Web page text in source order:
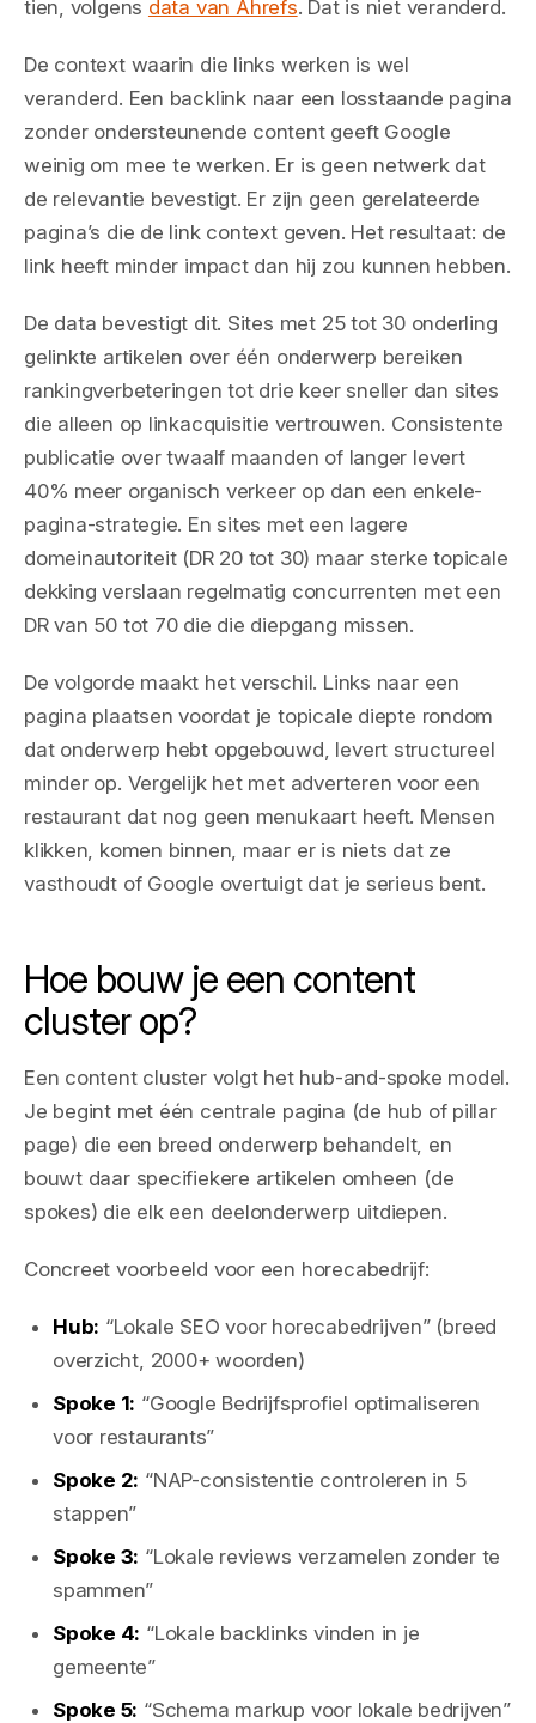
tien, volgens data van Ahrefs. Dat is niet veranderd.
De context waarin die links werken is wel
veranderd. Een backlink naar een losstaande pagina
zonder ondersteunende content geeft Google
weinig om mee te werken. Er is geen netwerk dat
de relevantie bevestigt. Er zijn geen gerelateerde
pagina’s die de link context geven. Het resultaat: de
link heeft minder impact dan hij zou kunnen hebben.
De data bevestigt dit. Sites met 25 tot 30 onderling
gelinkte artikelen over één onderwerp bereiken
rankingverbeteringen tot drie keer sneller dan sites
die alleen op linkacquisitie vertrouwen. Consistente
publicatie over twaalf maanden of langer levert
40% meer organisch verkeer op dan een enkele-
pagina-strategie. En sites met een lagere
domeinautoriteit (DR 20 tot 30) maar sterke topicale
dekking verslaan regelmatig concurrenten met een
DR van 50 tot 70 die die diepgang missen.
De volgorde maakt het verschil. Links naar een
pagina plaatsen voordat je topicale diepte rondom
dat onderwerp hebt opgebouwd, levert structureel
minder op. Vergelijk het met adverteren voor een
restaurant dat nog geen menukaart heeft. Mensen
klikken, komen binnen, maar er is niets dat ze
vasthoudt of Google overtuigt dat je serieus bent.
Hoe bouw je een content
cluster op?
Een content cluster volgt het hub-and-spoke model.
Je begint met één centrale pagina (de hub of pillar
page) die een breed onderwerp behandelt, en
bouwt daar specifiekere artikelen omheen (de
spokes) die elk een deelonderwerp uitdiepen.
Concreet voorbeeld voor een horecabedrijf:
Hub: “Lokale SEO voor horecabedrijven” (breed
overzicht, 2000+ woorden)
Spoke 1: “Google Bedrijfsprofiel optimaliseren
voor restaurants”
Spoke 2: “NAP-consistentie controleren in 5
stappen”
Spoke 3: “Lokale reviews verzamelen zonder te
spammen”
Spoke 4: “Lokale backlinks vinden in je
gemeente”
Spoke 5: “Schema markup voor lokale bedrijven”